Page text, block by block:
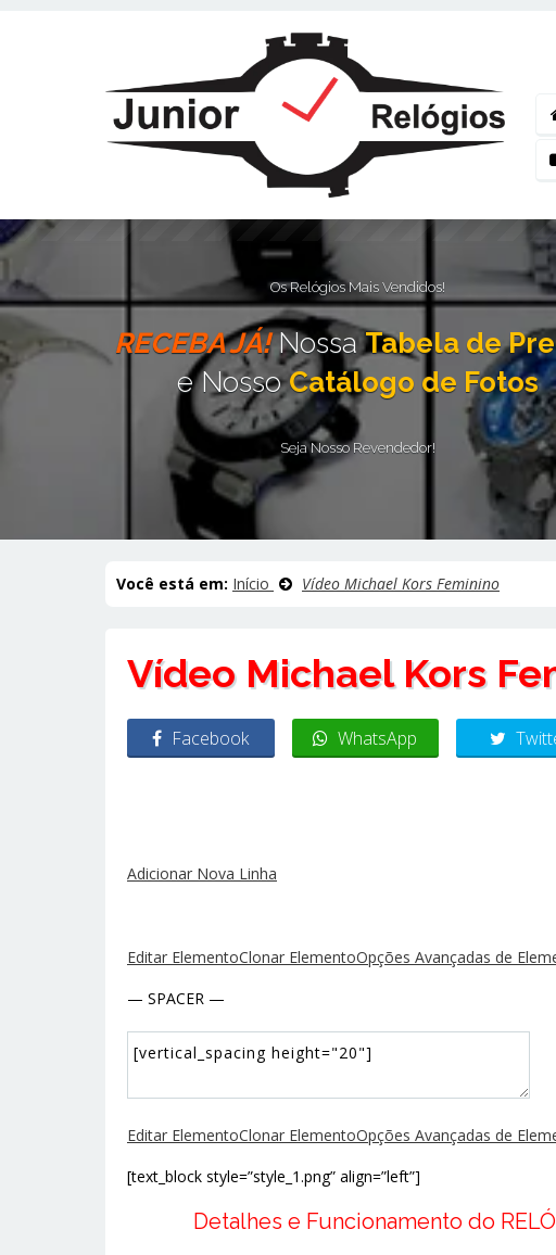
Os Relógios Mais Vendidos!
RECEBA JÁ!NossaTabela de
e NossoCatálogo de Fotos
Seja Nosso Revendedor!
Você está em: Início Vídeo Michael Kors Feminino
Vídeo Michael Kors
Facebook WhatsApp
Adicionar Nova Linha
Editar ElementoClonar ElementoOpções Avançadas de
— SPACER —
Editar ElementoClonar ElementoOpções Avançadas de
[text_block style=”style_1.png” align=”left”]
Detalhes e Funcionamento do
fornecer conteúdo de terceiros. Leia mais emPolítica de Cookies e Privacidade